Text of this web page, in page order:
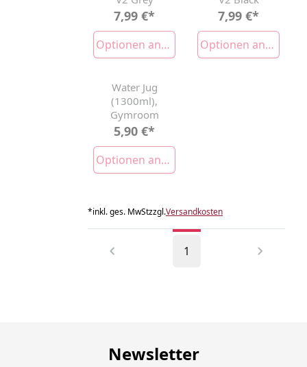
7,99 €*
Optionen anzeigen
7,99 €*
Optionen anzeigen
AUSVERKAUFT
Water Jug
(1300ml),
Gymroom
5,90 €*
Optionen anzeigen
*inkl. ges. MwStzzgl.Versandkosten
1
Newsletter